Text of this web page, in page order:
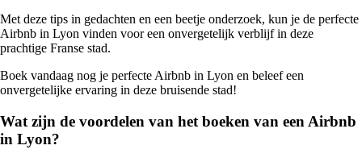
Met deze tips in gedachten en een beetje onderzoek, kun je de perfecte
Airbnb in Lyon vinden voor een onvergetelijk verblijf in deze
prachtige Franse stad.
Boek vandaag nog je perfecte Airbnb in Lyon en beleef een
onvergetelijke ervaring in deze bruisende stad!
Wat zijn de voordelen van het boeken van een Airbnb
in Lyon?